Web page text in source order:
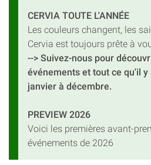
CERVIA TOUTE L'ANNÉE
Les couleurs changent, les
Cervia est toujours prête à
--> Suivez-nous pour
événements et tout ce qu'il
janvier à décembre.
PREVIEW 2026
Voici les premières avant-
événements de 2026